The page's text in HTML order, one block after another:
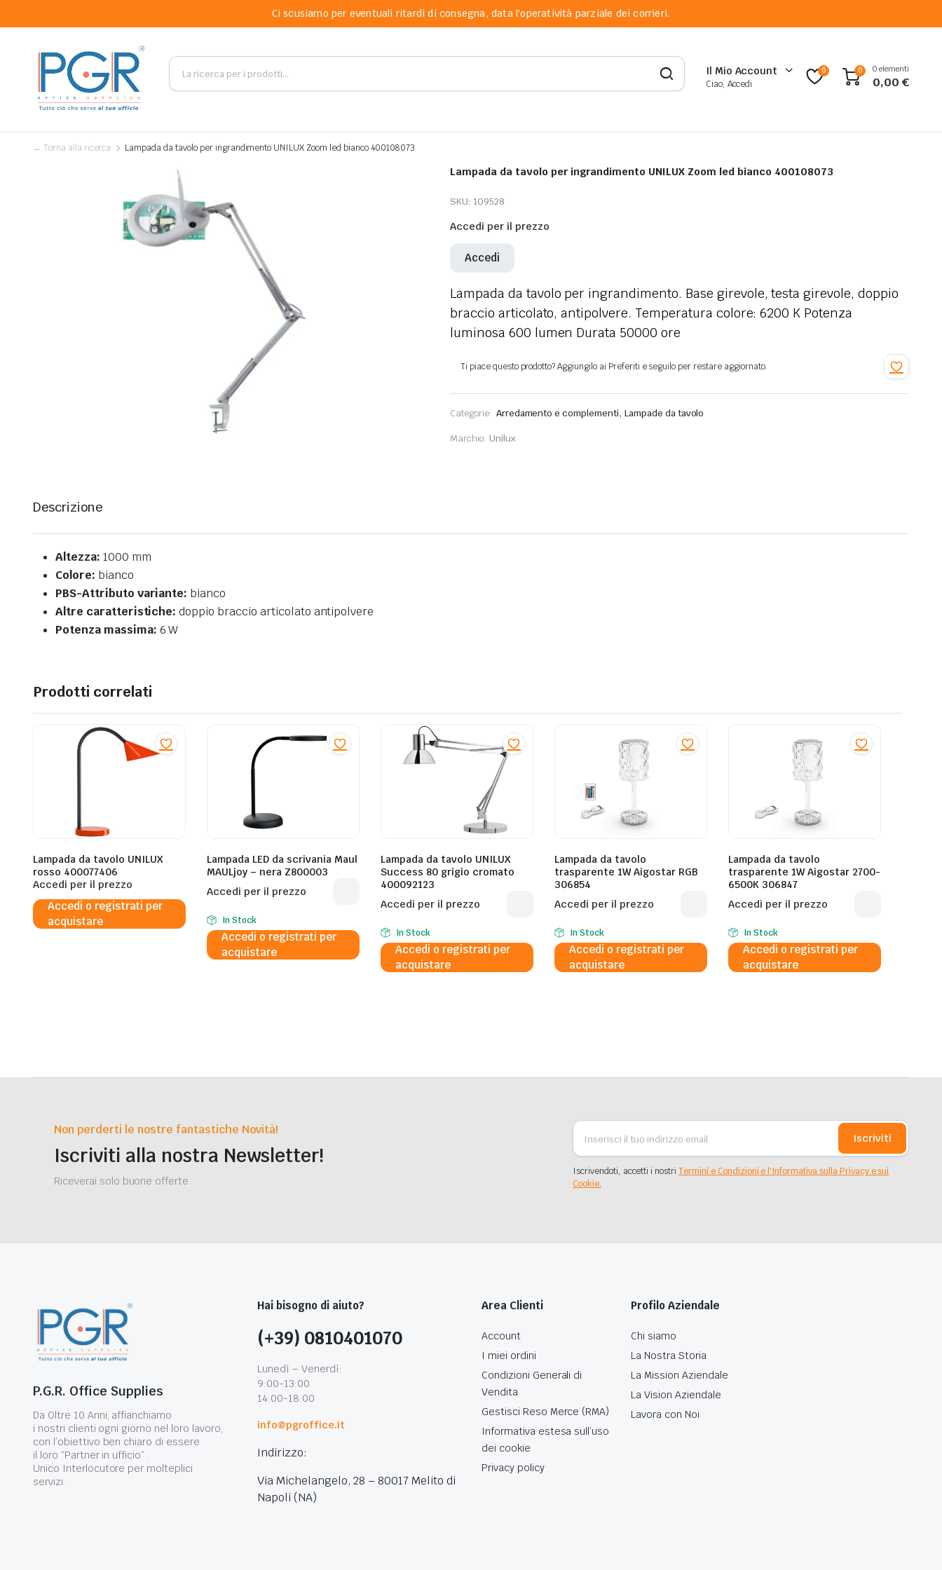
Ci scusiamo per eventuali ritardi di consegna, data l'operatività parziale dei corrieri.
Il Mio Account
Ciao, Accedi
0 0 0 elementi
0,00€
← Torna alla ricerca Lampada da tavolo per ingrandimento UNILUX Zoom led bianco 400108073
Lampada da tavolo per ingrandimento UNILUX Zoom led bianco 400108073
SKU: 109528
Accedi per il prezzo
Accedi
Lampada da tavolo per ingrandimento. Base girevole, testa girevole, doppio
braccio articolato, antipolvere. Temperatura colore: 6200 K Potenza
luminosa 600 lumen Durata 50000 ore
Categorie: Arredamento e complementi, Lampade da tavolo
Marchio: Unilux
Descrizione
Altezza: 1000 mm
Colore: bianco
PBS-Attributo variante: bianco
Altre caratteristiche: doppio braccio articolato antipolvere
Potenza massima: 6 W
Prodotti correlati
Lampada da tavolo UNILUX
rosso 400077406
Accedi per il prezzo
Accedi o registrati per
acquistare
Lampada LED da scrivania Maul
MAULjoy – nera Z800003
Accedi per il prezzo
In Stock
Accedi o registrati per
acquistare
Lampada da tavolo UNILUX
Success 80 grigio cromato
400092123
Accedi per il prezzo
In Stock
Accedi o registrati per
acquistare
Lampada da tavolo
trasparente 1W Aigostar RGB
306854
Accedi per il prezzo
In Stock
Accedi o registrati per
acquistare
Lampada da tavolo
trasparente 1W Aigostar 2700-
6500K 306847
Accedi per il prezzo
In Stock
Accedi o registrati per
acquistare
Non perderti le nostre fantastiche Novità!
Iscriviti alla nostra Newsletter!
Riceverai solo buone offerte
Iscriviti
Iscrivendoti, accetti i nostriTermini e Condizioni e l'Informativa sulla Privacy e sui
Cookie.
P.G.R. Office Supplies
Da Oltre 10 Anni, affianchiamo
i nostri clienti ogni giorno nel loro lavoro,
con l’obiettivo ben chiaro di essere
il loro “Partner in ufficio” .
Unico Interlocutore per molteplici
servizi.
Hai bisogno di aiuto?
(+39) 0810401070
Lunedì – Venerdì:
9:00-13:00
14:00-18:00
info@pgroffice.it
Indirizzo:
Via Michelangelo, 28 – 80017 Melito di
Napoli (NA)
Area Clienti
Account
I miei ordini
Condizioni Generali di
Vendita
Gestisci Reso Merce (RMA)
Informativa estesa sull’uso
dei cookie
Privacy policy
Profilo Aziendale
Chi siamo
La Nostra Storia
La Mission Aziendale
La Vision Aziendale
Lavora con Noi